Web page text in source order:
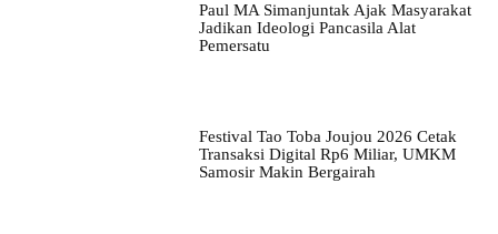
Paul MA Simanjuntak Ajak Masyarakat
Jadikan Ideologi Pancasila Alat
Pemersatu
Festival Tao Toba Joujou 2026 Cetak
Transaksi Digital Rp6 Miliar, UMKM
Samosir Makin Bergairah